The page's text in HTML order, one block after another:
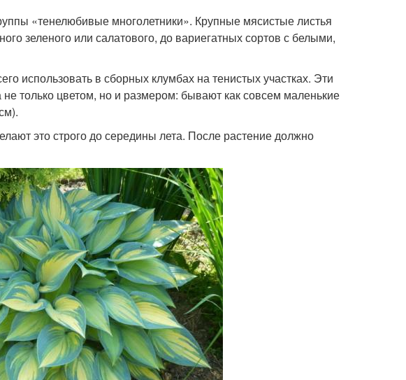
«тенелюбивые многолетники». Крупные мясистые листья
зеленого или салатового, до вариегатных сортов с белыми,
использовать в сборных клумбах на тенистых участках. Эти
только цветом, но и размером: бывают как совсем маленькие
это строго до середины лета. После растение должно